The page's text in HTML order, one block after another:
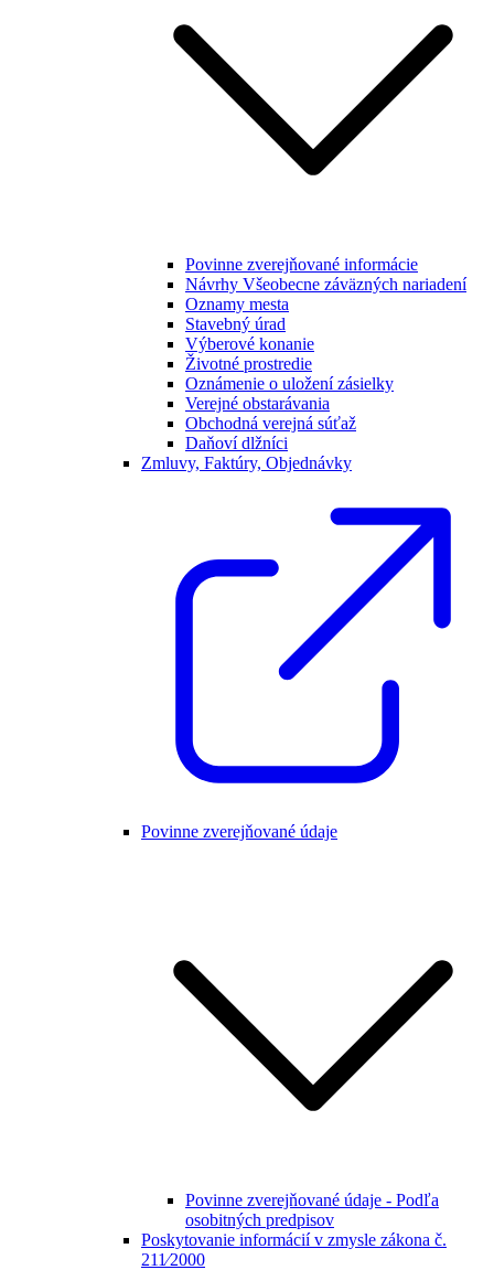
Povinne zverejňované informácie
Návrhy Všeobecne záväzných nariadení
Oznamy mesta
Stavebný úrad
Výberové konanie
Životné prostredie
Oznámenie o uložení zásielky
Verejné obstarávania
Obchodná verejná súťaž
Daňoví dlžníci
Zmluvy, Faktúry, Objednávky
Povinne zverejňované údaje
Povinne zverejňované údaje - Podľa
osobitných predpisov
Poskytovanie informácií v zmysle zákona č.
211⁄2000